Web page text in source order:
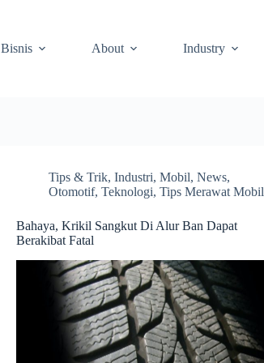
Bisnis About Industry
Tips & Trik,Industri,Mobil,News,
Otomotif,Teknologi,Tips Merawat Mobil
Bahaya, Krikil Sangkut Di Alur Ban Dapat
Berakibat Fatal